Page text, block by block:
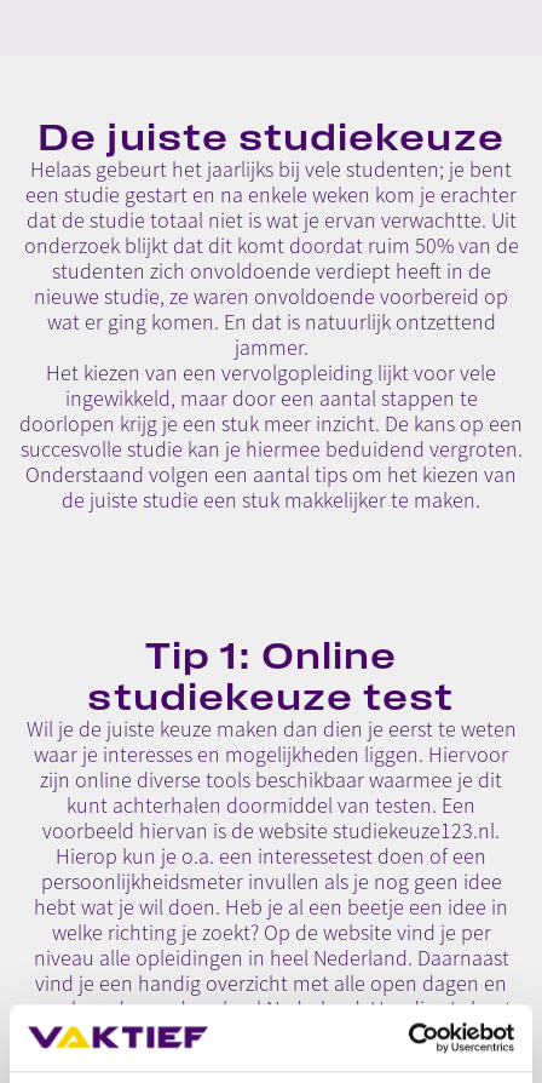
De juiste studiekeuze
Helaas gebeurt het jaarlijks bij vele studenten; je bent
een studie gestart en na enkele weken kom je erachter
dat de studie totaal niet is wat je ervan verwachtte. Uit
onderzoek blijkt dat dit komt doordat ruim 50% van de
studenten zich onvoldoende verdiept heeft in de
nieuwe studie, ze waren onvoldoende voorbereid op
wat er ging komen. En dat is natuurlijk ontzettend
jammer.
Het kiezen van een vervolgopleiding lijkt voor vele
ingewikkeld, maar door een aantal stappen te
doorlopen krijg je een stuk meer inzicht. De kans op een
succesvolle studie kan je hiermee beduidend vergroten.
Onderstaand volgen een aantal tips om het kiezen van
de juiste studie een stuk makkelijker te maken.
Tip 1: Online
studiekeuze test
Wil je de juiste keuze maken dan dien je eerst te weten
waar je interesses en mogelijkheden liggen. Hiervoor
zijn online diverse tools beschikbaar waarmee je dit
kunt achterhalen doormiddel van testen. Een
voorbeeld hiervan is de website studiekeuze123.nl.
Hierop kun je o.a. een interessetest doen of een
persoonlijkheidsmeter invullen als je nog geen idee
hebt wat je wil doen. Heb je al een beetje een idee in
welke richting je zoekt? Op de website vind je per
niveau alle opleidingen in heel Nederland. Daarnaast
vind je een handig overzicht met alle open dagen en
meeloopdagen door heel Nederland. Handig; Je kunt
de opleidingen direct met elkaar vergelijken.
Extra tip: Kies altijd eerst voor een studie, daarna pas